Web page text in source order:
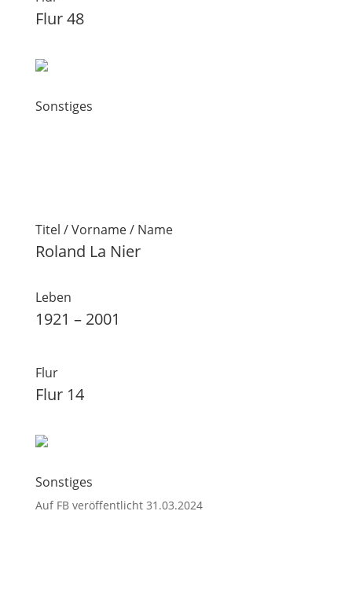
Flur 48
Sonstiges
Titel / Vorname / Name
Roland La Nier
Leben
1921 – 2001
Flur
Flur 14
Sonstiges
Auf FB veröffentlicht 31.03.2024